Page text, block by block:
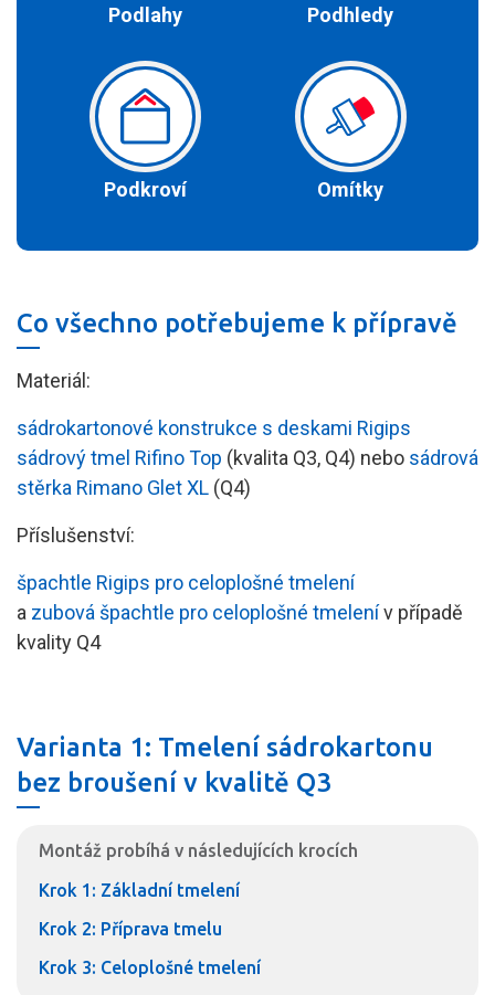
Podlahy Podhledy
Podkroví Omítky
Co všechno potřebujeme k přípravě
Materiál:
sádrokartonové konstrukce s deskami Rigips
sádrový tmel Rifino Top (kvalita Q3, Q4) nebo sádrová
stěrka Rimano Glet XL (Q4)
Příslušenství:
špachtle Rigips pro celoplošné tmelení
a zubová špachtle pro celoplošné tmelenív případě
kvality Q4
Varianta 1: Tmelení sádrokartonu
bez broušení v kvalitě Q3
Montáž probíhá v následujících krocích
Krok 1: Základní tmelení
Krok 2: Příprava tmelu
Krok 3: Celoplošné tmelení